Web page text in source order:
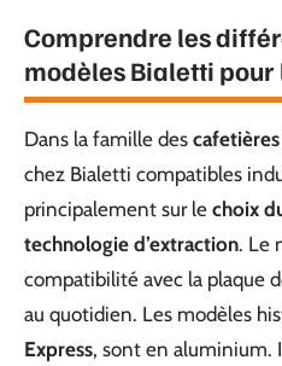
Comprendre les
modèles Bialetti pour
Dans la famille des
chez Bialetti compatibles
principalement sur le choix
technologie d’extraction. Le
compatibilité avec la plaque
au quotidien. Les modèles
Express, sont en aluminium.